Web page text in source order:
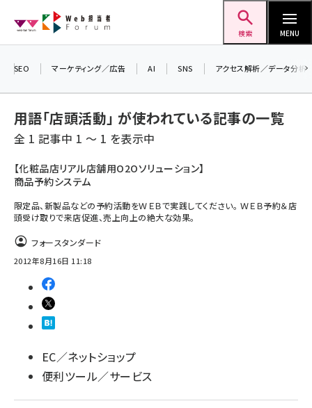
ン
検索 MENU
ai (2811)
youtube (2439)
セミナー (2308)
z世代 (1623)
meo (1277)
SEO マーケティング／広告 AI SNS アクセス解析／データ分析
用語「店頭活動」 が使われている記事の一覧
全 1 記事中 1 ～ 1 を表示中
【化粧品店リアル店舗用O2Oソリューション】
商品予約システム
限定品、新製品などの予約活動をＷＥＢで実践してください。 ＷＥＢ予約＆店
頭受け取りで来店促進、売上向上の絶大な効果。
フォースタンダード
2012年8月16日 11:18
EC／ネットショップ
便利ツール／サービス